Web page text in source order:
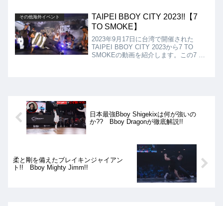
した!!
その他海外イベント
TAIPEI BBOY CITY 2023!!【7
TO SMOKE】
2023年9月17日に台湾で開催された
TAIPEI BBOY CITY 2023から7 TO
SMOKEの動画を紹介します。この7 TO
日本最強Bboy Shigekixは何が強いの
か?? Bboy Dragonが徹底解説!!
柔と剛を備えたブレイキンジャイアン
ト!! Bboy Mighty Jimm!!